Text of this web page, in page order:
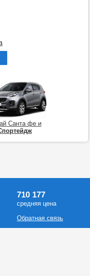
Санта фе и
710 177
средняя цена
Обратная связь